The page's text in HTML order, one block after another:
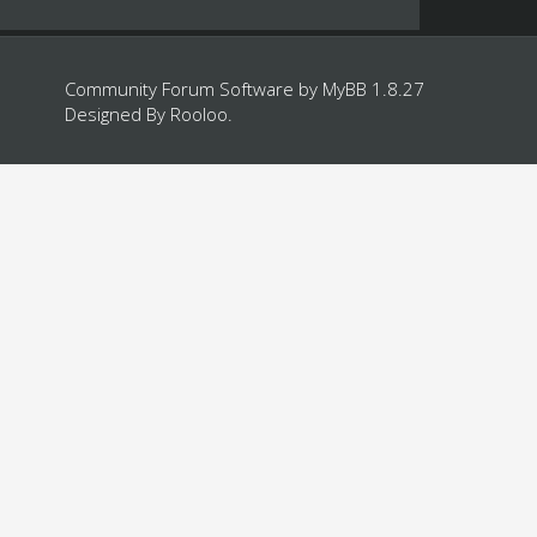
Community Forum Software by MyBB 1.8.27
Designed By Rooloo.